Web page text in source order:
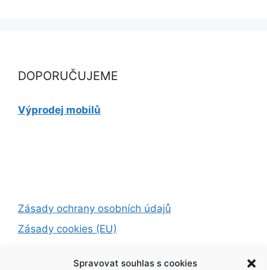
DOPORUČUJEME
Výprodej mobilů
Zásady ochrany osobních údajů
Zásady cookies (EU)
Spravovat souhlas s cookies